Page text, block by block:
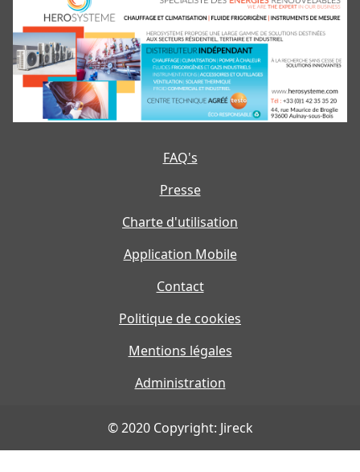
FAQ's
Presse
Charte d'utilisation
Application Mobile
Contact
Politique de cookies
Mentions légales
Administration
© 2020 Copyright: Jireck